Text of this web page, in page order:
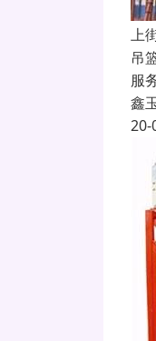
上
吊
服
鑫
20-